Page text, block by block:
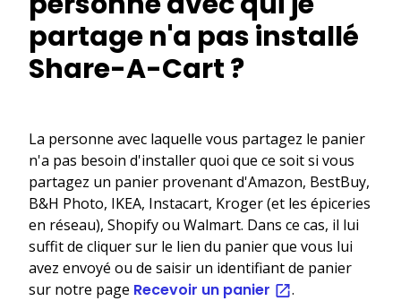
partage n'a pas installé
Share-A-Cart ?
La personne avec laquelle vous partagez le panier
n'a pas besoin d'installer quoi que ce soit si vous
partagez un panier provenant d'Amazon, BestBuy,
B&H Photo, IKEA, Instacart, Kroger (et les épiceries
en réseau), Shopify ou Walmart. Dans ce cas, il lui
suffit de cliquer sur le lien du panier que vous lui
avez envoyé ou de saisir un identifiant de panier
sur notre page Recevoir un panier .